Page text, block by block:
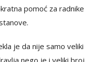
pomoć za radnike
je da nije samo veliki
nego je i veliki broj